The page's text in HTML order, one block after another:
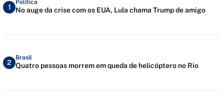
1
Política
No auge da crise com os EUA, Lula chama Trump de amigo
2
Brasil
Quatro pessoas morrem em queda de helicóptero no Rio